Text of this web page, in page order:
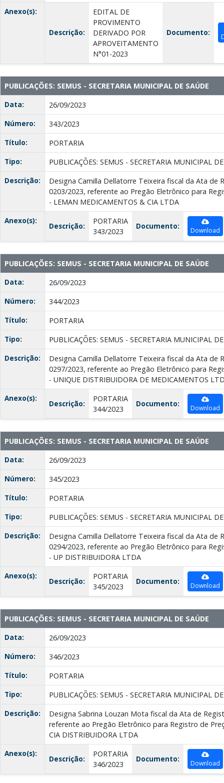
Anexo(s):
Descrição:
EDITAL DE
PROVIMENTO
DERIVADO POR
APROVEITAMENTO
N°01-2023
Documento:
PUBLICAÇÕES: SEMUS - SECRETARIA MUNICIPAL DE SAÚDE
Data:
26/09/2023
Número:
343/2023
Título:
PORTARIA
Tipo:
PUBLICAÇÕES: SEMUS - SECRETARIA MUNICIPAL
Descrição:
Designa Camilla Dellatorre Teixeira fiscal da Ata de
0203/2023, referente ao Pregão Eletrônico para
- LEMAN MEDICAMENTOS & CIA LTDA
Anexo(s):
Descrição:
PORTARIA
343/2023
Documento: Download
PUBLICAÇÕES: SEMUS - SECRETARIA MUNICIPAL DE SAÚDE
Data:
26/09/2023
Número:
344/2023
Título:
PORTARIA
Tipo:
PUBLICAÇÕES: SEMUS - SECRETARIA MUNICIPAL
Descrição:
Designa Camilla Dellatorre Teixeira fiscal da Ata de
0297/2023, referente ao Pregão Eletrônico para
- UNIQUE DISTRIBUIDORA DE MEDICAMENTOS
Anexo(s):
Descrição:
PORTARIA
344/2023
Documento: Download
PUBLICAÇÕES: SEMUS - SECRETARIA MUNICIPAL DE SAÚDE
Data:
26/09/2023
Número:
345/2023
Título:
PORTARIA
Tipo:
PUBLICAÇÕES: SEMUS - SECRETARIA MUNICIPAL
Descrição:
Designa Camilla Dellatorre Teixeira fiscal da Ata de
0294/2023, referente ao Pregão Eletrônico para
- UP DISTRIBUIDORA LTDA
Anexo(s):
Descrição:
PORTARIA
345/2023
Documento: Download
PUBLICAÇÕES: SEMUS - SECRETARIA MUNICIPAL DE SAÚDE
Data:
26/09/2023
Número:
346/2023
Título:
PORTARIA
Tipo:
PUBLICAÇÕES: SEMUS - SECRETARIA MUNICIPAL
Descrição:
Designa Sabrina Louzan Mota fiscal da Ata de
referente ao Pregão Eletrônico para Registro de
CIA DISTRIBUIDORA LTDA
Anexo(s):
Descrição:
PORTARIA
346/2023
Documento: Download